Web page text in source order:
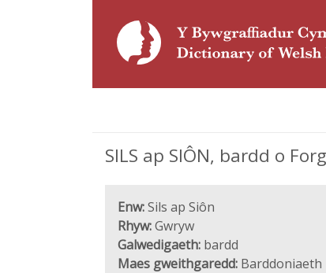
SILS ap SIÔN, bardd o
Enw:Sils ap Siôn
Rhyw:Gwryw
Galwedigaeth: bardd
Maes gweithgaredd: Barddoniaeth